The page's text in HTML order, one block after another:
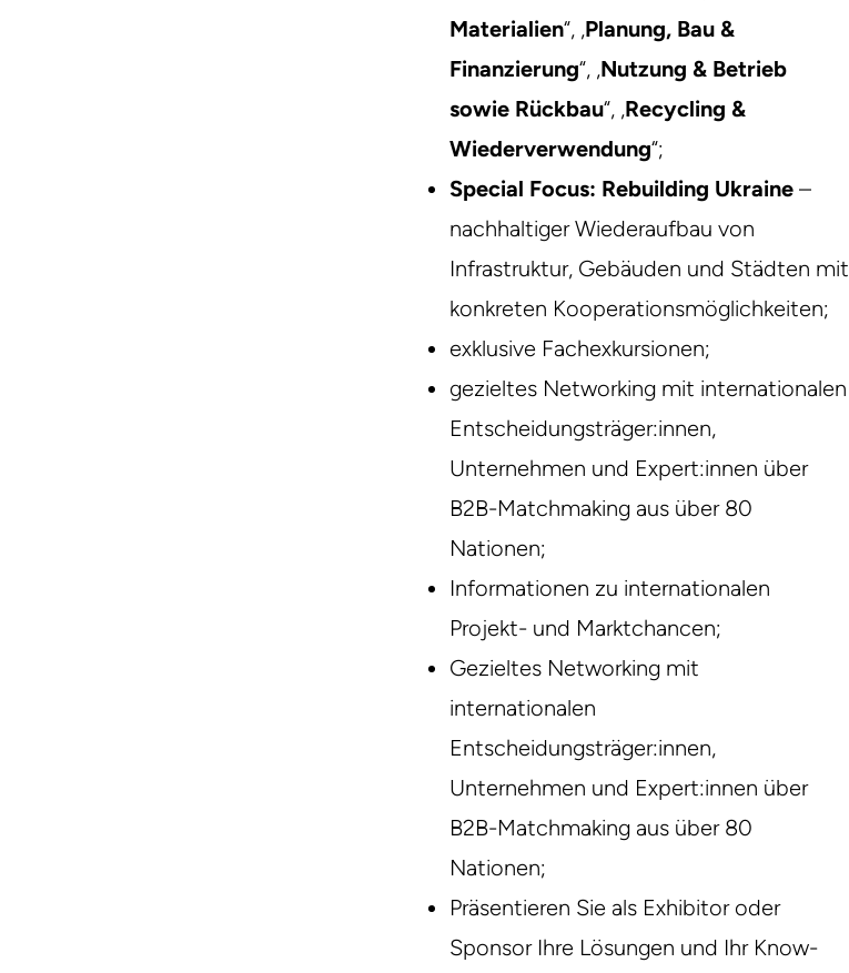
Materialien“, „Planung, Bau &
Finanzierung“, „Nutzung & Betrieb
sowie Rückbau“, „Recycling &
Wiederverwendung“;
Special Focus: Rebuilding Ukraine–
nachhaltiger Wiederaufbau von
Infrastruktur, Gebäuden und Städten mit
konkreten Kooperationsmöglichkeiten;
exklusive Fachexkursionen;
gezieltes Networking mit internationalen
Entscheidungsträger:innen,
Unternehmen und Expert:innen über
B2B-Matchmaking aus über 80
Nationen;
Informationen zu internationalen
Projekt- und Marktchancen;
Gezieltes Networking mit
internationalen
Entscheidungsträger:innen,
Unternehmen und Expert:innen über
B2B-Matchmaking aus über 80
Nationen;
Präsentieren Sie als Exhibitor oder
Sponsor Ihre Lösungen und Ihr Know-